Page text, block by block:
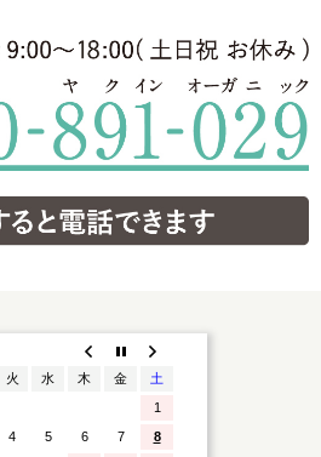
火 水 木 金
土
1
4 5 6 7
8